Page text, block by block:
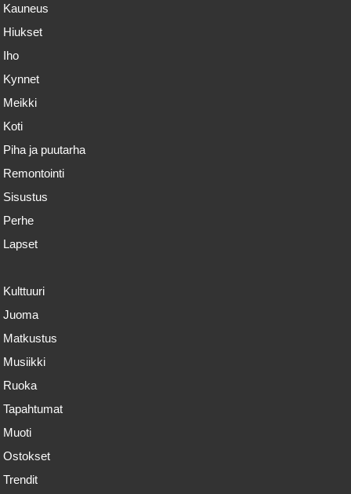
Kauneus
Hiukset
Iho
Kynnet
Meikki
Koti
Piha ja puutarha
Remontointi
Sisustus
Perhe
Lapset
Kulttuuri
Juoma
Matkustus
Musiikki
Ruoka
Tapahtumat
Muoti
Ostokset
Trendit